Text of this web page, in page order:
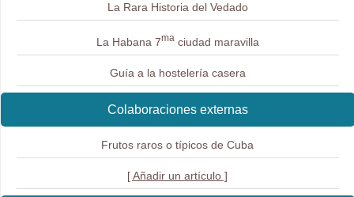
La Rara Historia del Vedado
La Habana 7maciudad maravilla
Guía a la hostelería casera
Colaboraciones externas
Frutos raros o típicos de Cuba
[ Añadir un artículo ]